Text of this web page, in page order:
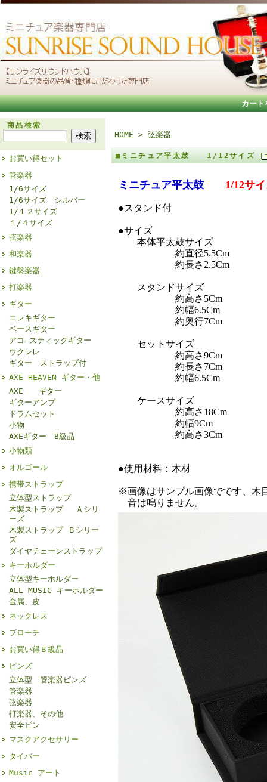
カート
商品検索
お買い得セット
管楽器
1/6サイズ
1/6サイズ シルバー
1/１２サイズ
１/４サイズ
弦楽器
和楽器
鍵盤楽器
打楽器
ギター
エレキギター
ベースギター
アコ-スティックギター
ウクレレ
ギター ストラップ付
AXE HEAVEN ギター・他
AXE ギター
ギターアンプ
ドラムセット
小物
AXEギター B級品
小物類
オルゴール
携帯ストラップ
立体型ストラップ
木製ストラップ Ａシリ
ーズ
木製ストラップ Ｂシリー
ズ
ダイヤチェーンストラップ
キーホルダー
立体型キーホルダー
ALL MUSIC キーホルダー
金属、皮
ネックレス
ブローチ
お買い得Ｂ級品
ピンズ
立体型 管楽器ピンズ
管楽器
弦楽器
打楽器、その他
安全ピン
マスクアクセサリー
タイバー
Music アート
HOME > 弦楽器
■ミニチュア平太鼓 1/12サイズ
ミニチュア平太鼓 1/12サ
●スタンド付
●サイズ
本体平太鼓サイズ
約直径5.5Cm
約長さ2.5Cm
スタンドサイズ
約高さ5Cm
約幅6.5Cm
約奥行7Cm
セットサイズ
約高さ9Cm
約長さ7Cm
約幅6.5Cm
ケースサイズ
約高さ18Cm
約幅9Cm
約高さ3Cm
●使用材料：木材
※画像はサンプル画像でです、木
音は鳴りません。